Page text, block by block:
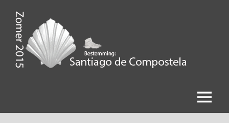
naar
inhoudZomer
2015,
Santiago
Menu